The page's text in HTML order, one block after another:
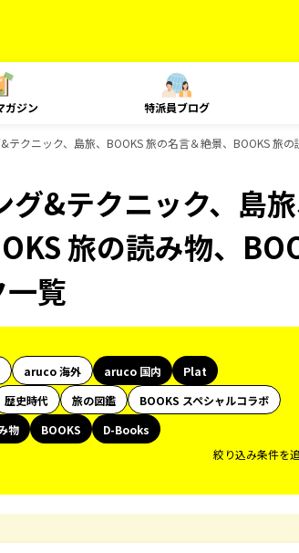
ガジン 特派員ブログ
クニック、島旅、BOOKS 旅の名言＆絶景、BOOKS 旅
&テクニック、島
旅の読み物、
覧
aruco 海外 aruco 国内
Plat
歴史時代 旅の図鑑
BOOKS スペシャルコラボ
物 BOOKS
D-Books
絞り込み条件を